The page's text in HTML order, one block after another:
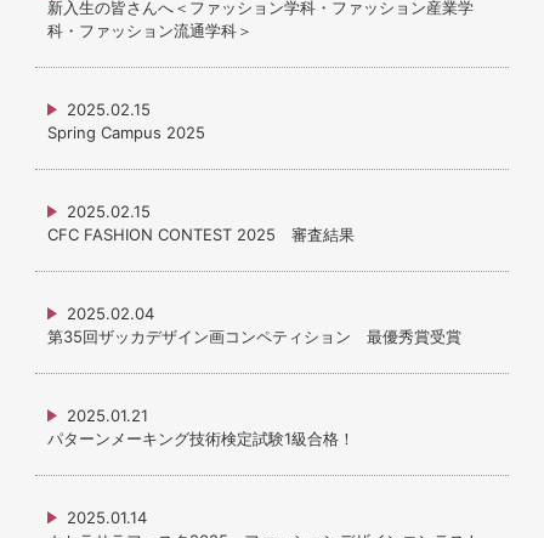
新入生の皆さんへ＜ファッション学科・ファッション産業学
科・ファッション流通学科＞
2025.02.15
Spring Campus 2025
2025.02.15
CFC FASHION CONTEST 2025 審査結果
2025.02.04
第35回ザッカデザイン画コンペティション 最優秀賞受賞
2025.01.21
パターンメーキング技術検定試験1級合格！
2025.01.14